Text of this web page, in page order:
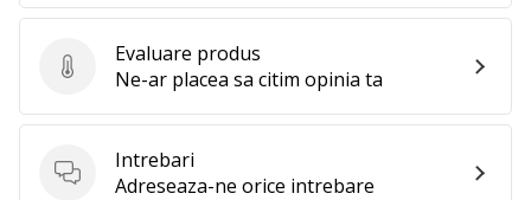
Evaluare produs
Evaluare produs
Ne-ar placea sa citim opinia ta
Intrebari
Intrebari
Adreseaza-ne orice intrebare